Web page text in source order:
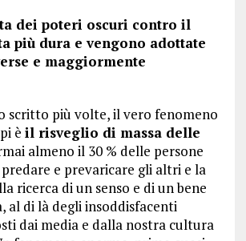
dei poteri oscuri contro il
più dura e vengono adottate
e maggiormente
scritto più volte, il vero fenomeno
è il risveglio di massa delle
almeno il 30 % delle persone
e prevaricare gli altri e la
ricerca di un senso e di un bene
al di là degli insoddisfacenti
dai media e dalla nostra cultura